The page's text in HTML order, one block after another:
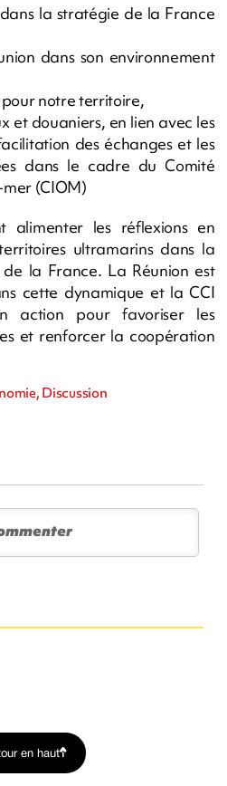
la stratégie de la France
dans son environnement
notre territoire,
et douaniers, en lien avec les
des échanges et les
dans le cadre du Comité
(CIOM)
alimenter les réflexions en
ultramarins dans la
la France. La Réunion est
cette dynamique et la CCI
action pour favoriser les
et renforcer la coopération
Discussion
en haut